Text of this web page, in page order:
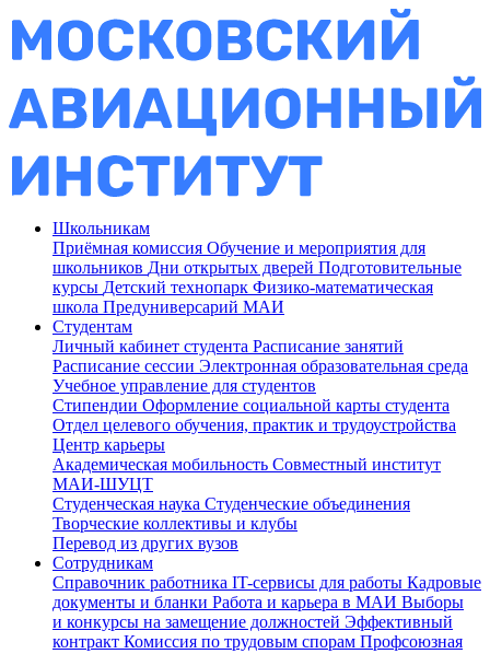
Школьникам
Приёмная комиссия Обучение и мероприятия для
школьников Дни открытых дверей Подготовительные
курсы Детский технопарк Физико-математическая
школа Предуниверсарий МАИ
Студентам
Личный кабинет студента Расписание занятий
Расписание сессии Электронная образовательная среда
Учебное управление для студентов
Стипендии Оформление социальной карты студента
Отдел целевого обучения, практик и трудоустройства
Центр карьеры
Академическая мобильность Совместный институт
МАИ-ШУЦТ
Студенческая наука Студенческие объединения
Творческие коллективы и клубы
Перевод из других вузов
Сотрудникам
Cправочник работника IT-сервисы для работы Кадровые
документы и бланки Работа и карьера в МАИ Выборы
и конкурсы на замещение должностей Эффективный
контракт Комиссия по трудовым спорам Профсоюзная